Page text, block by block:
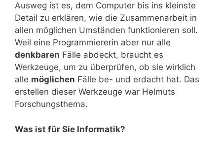
Ausweg ist es, dem Computer bis ins kleinste
Detail zu erklären, wie die Zusammenarbeit in
allen möglichen Umständen funktionieren soll.
Weil eine Programmiererin aber nur alle
denkbaren Fälle abdeckt, braucht es
Werkzeuge, um zu überprüfen, ob sie wirklich
alle möglichen Fälle be- und erdacht hat. Das
erstellen dieser Werkzeuge war Helmuts
Forschungsthema.
Was ist für Sie Informatik?